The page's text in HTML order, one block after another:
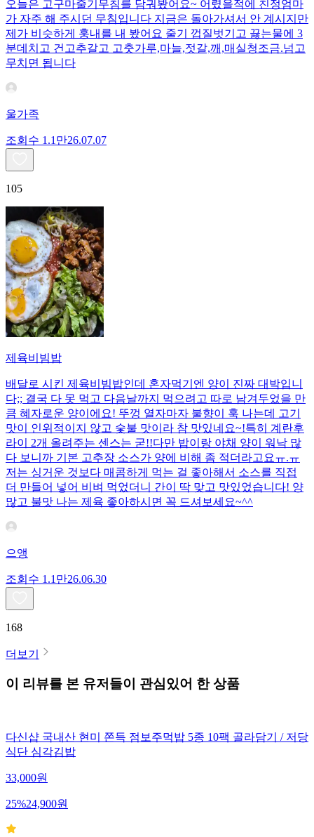
오늘은 고구마줄기무침를 담궈봤어요~ 어렸을적에 친정엄마
가 자주 해 주시던 무침입니다 지금은 돌아가셔서 안 계시지만
제가 비슷하게 훙내를 내 봤어요 줄기 껍질벗기고 끓는물에 3
분데치고 건고추갈고 고춧가루,마늘,젓갈,깨,매실청조금.넘고
무치면 됩니다
울가족
조회수 1.1만26.07.07
105
제육비빔밥
배달로 시킨 제육비빔밥인데 혼자먹기엔 양이 진짜 대박입니
다;; 결국 다 못 먹고 다음날까지 먹으려고 따로 남겨두었을 만
큼 혜자로운 양이에요! 뚜껑 열자마자 불향이 훅 나는데 고기
맛이 인위적이지 않고 숯불 맛이라 참 맛있네요~!특히 계란후
라이 2개 올려주는 센스는 굳!! ​다만 밥이랑 야채 양이 워낙 많
다 보니까 기본 고추장 소스가 양에 비해 좀 적더라고요ㅠ.ㅠ
저는 싱거운 것보다 매콤하게 먹는 걸 좋아해서 소스를 직접
더 만들어 넣어 비벼 먹었더니 간이 딱 맞고 맛있었습니다! 양
많고 불맛 나는 제육 좋아하시면 꼭 드셔보세요~^^
으앵
조회수 1.1만26.06.30
168
더보기
이 리뷰를 본 유저들이 관심있어 한 상품
다신샵 국내산 현미 쫀득 점보주먹밥 5종 10팩 골라담기 / 저당
식단 심각김밥
33,000원
25%24,900원